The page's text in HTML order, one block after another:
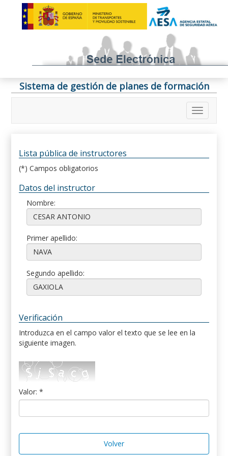
Sistema de gestión de planes de formación
Lista pública de instructores
(*) Campos obligatorios
Datos del instructor
Nombre:
Primer apellido:
Segundo apellido:
Verificación
Introduzca en el campo valor el texto que se lee en la
siguiente imagen.
Valor: *
Volver